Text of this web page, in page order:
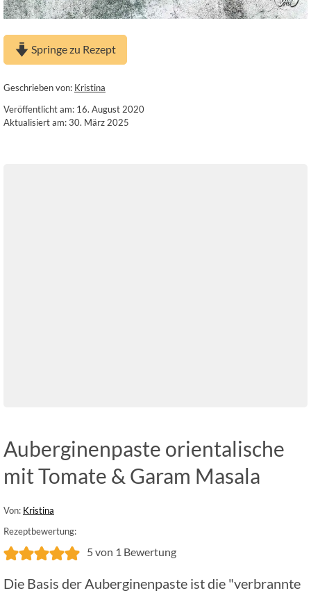
Springe zu Rezept
Geschrieben von: Kristina
Veröffentlicht am: 16. August 2020
Aktualisiert am: 30. März 2025
Auberginenpaste orientalische
mit Tomate & Garam Masala
Von: Kristina
Rezeptbewertung:
5von 1 Bewertung
Die Basis der Auberginenpaste ist die "verbrannte